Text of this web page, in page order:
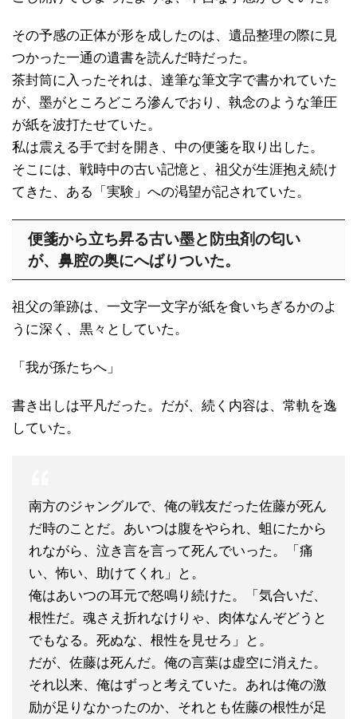
その予感の正体が形を成したのは、遺品整理の際に見
つかった一通の遺書を読んだ時だった。
茶封筒に入ったそれは、達筆な筆文字で書かれていた
が、墨がところどころ滲んでおり、執念のような筆圧
が紙を波打たせていた。
私は震える手で封を開き、中の便箋を取り出した。
そこには、戦時中の古い記憶と、祖父が生涯抱え続け
てきた、ある「実験」への渇望が記されていた。
便箋から立ち昇る古い墨と防虫剤の匂い
が、鼻腔の奥にへばりついた。
祖父の筆跡は、一文字一文字が紙を食いちぎるかのよ
うに深く、黒々としていた。
「我が孫たちへ」
書き出しは平凡だった。だが、続く内容は、常軌を逸
していた。
南方のジャングルで、俺の戦友だった佐藤が死ん
だ時のことだ。あいつは腹をやられ、蛆にたから
れながら、泣き言を言って死んでいった。「痛
い、怖い、助けてくれ」と。
俺はあいつの耳元で怒鳴り続けた。「気合いだ、
根性だ。魂さえ折れなけりゃ、肉体なんぞどうと
でもなる。死ぬな、根性を見せろ」と。
だが、佐藤は死んだ。俺の言葉は虚空に消えた。
それ以来、俺はずっと考えていた。あれは俺の激
励が足りなかったのか、それとも佐藤の根性が足